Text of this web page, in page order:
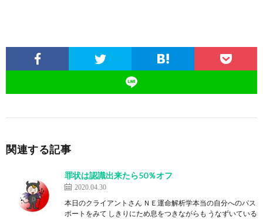
関連する記事
罪状は認識出来たら50％オフ
2020.04.30
本日のクライアントさん ＮＥ運命解析学本当の自分へのパス
ポートをみて しきりにため息をつきながらも うなずいている